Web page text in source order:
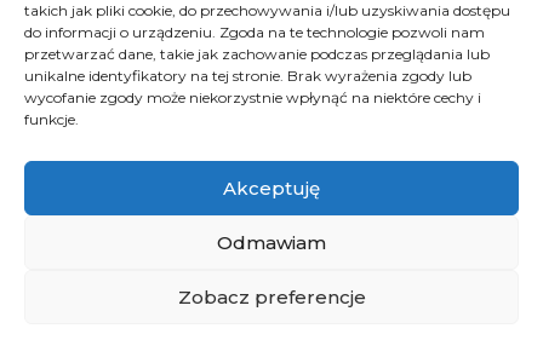
takich jak pliki cookie, do przechowywania i/lub uzyskiwania dostępu
do informacji o urządzeniu. Zgoda na te technologie pozwoli nam
przetwarzać dane, takie jak zachowanie podczas przeglądania lub
unikalne identyfikatory na tej stronie. Brak wyrażenia zgody lub
wycofanie zgody może niekorzystnie wpłynąć na niektóre cechy i
funkcje.
Akceptuję
Odmawiam
Zobacz preferencje
Polityka prywatności
Klauzula informacyjna RODO
Instrukcja obsługi BIP